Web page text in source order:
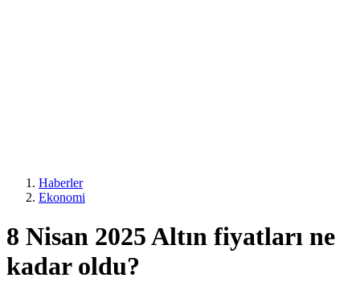
Haberler
Ekonomi
8 Nisan 2025 Altın fiyatları ne
kadar oldu?